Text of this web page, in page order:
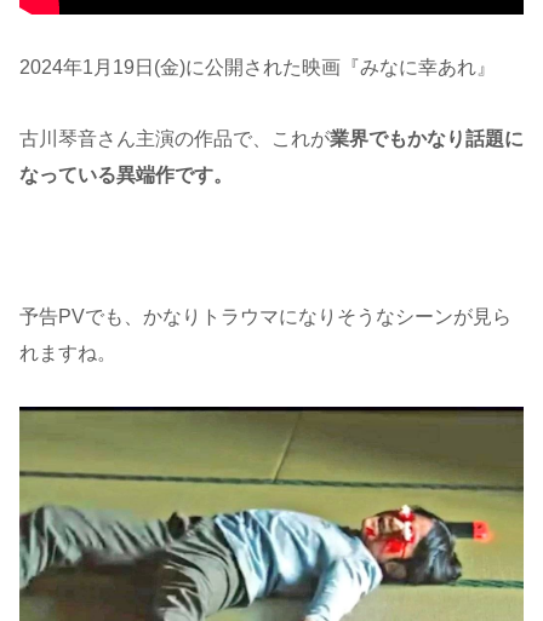
2024年1月19日(金)に公開された映画『みなに幸あれ』
古川琴音さん主演の作品で、これが業界でもかなり話題に
なっている異端作です。
予告PVでも、かなりトラウマになりそうなシーンが見ら
れますね。